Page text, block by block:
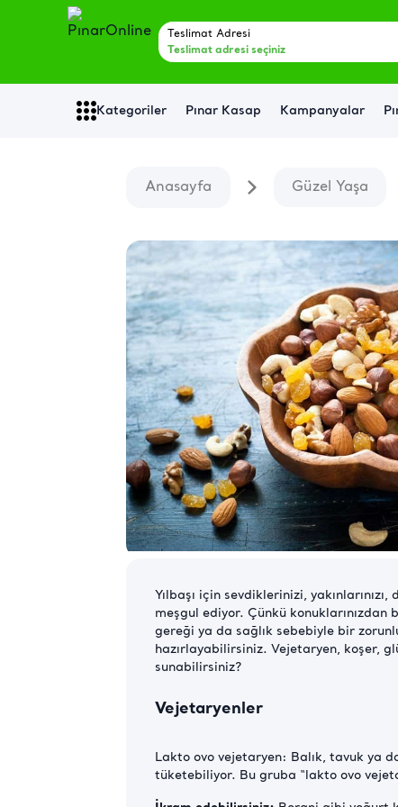
Teslimat Adresi
Teslimat adresi seçiniz
Kategoriler Pınar Kasap Kampanyalar
Anasayfa Güzel Yaşa
Yılbaşı için sevdiklerinizi,
meşgul ediyor. Çünkü konuklarınızdan
gereği ya da sağlık sebebiyle bir
hazırlayabilirsiniz. Vejetaryen, koşer,
sunabilirsiniz?
Vejetaryenler
Lakto ovo vejetaryen: Balık, tavuk ya
tüketebiliyor. Bu gruba “lakto ovo